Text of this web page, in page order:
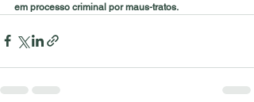
em processo criminal por maus-tratos.